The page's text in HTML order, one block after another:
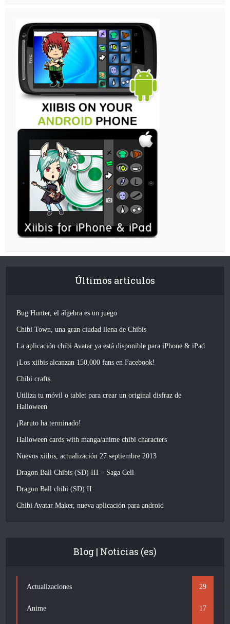
Últimos artículos
Bug Hunter, el álgebra es un juego
Chibi Town, una gran ciudad llena de Chibis
La aplicación chibi Avatar ya está disponible para iPhone & iPad
¡Los xiibis alcanzan 150,000 fans en Facebook!
Chibi crafts
Utiliza tu móvil o tablet para crear un original disfraz de
Halloween
¡Raruto ha terminado!
Halloween cards with manga/anime chibi characters
Nuevos xiibis, actualización 27 septiembre 2013
Dragon Ball Chibis (SD) III – Saga Cell
Dragon Ball chibi (SD) II
Chibi Avatar Maker, nueva aplicación para android
Blog | Noticias (es)
Actualizaciones 29
Anime 17